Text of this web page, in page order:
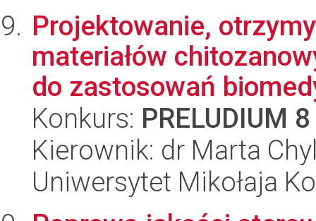
Projektowanie,
materiałów
do zastosowań
Konkurs: PRELUDIUM 8
Kierownik: dr Marta
Uniwersytet Mikołaja